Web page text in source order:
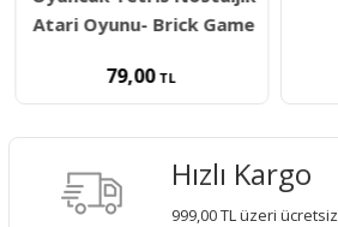
Atari Oyunu- Brick Game
79,00TL
Hızlı Kargo
999,00 TL üzeri ücretsiz